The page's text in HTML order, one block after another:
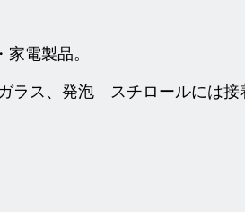
電製品。
ラス、発泡 スチロールには接